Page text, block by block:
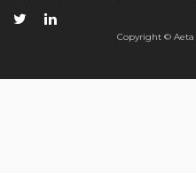
Copyright © Aeta